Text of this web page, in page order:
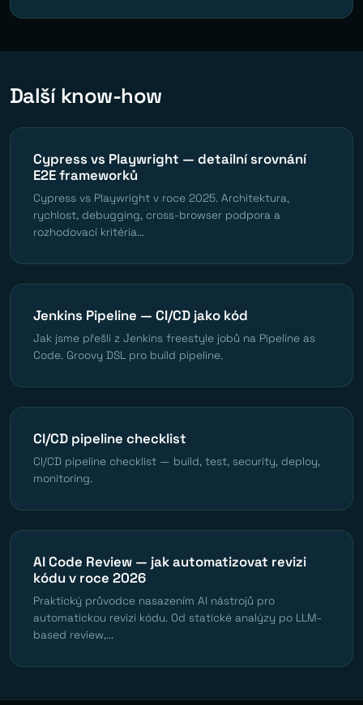
Další know-how
Cypress vs Playwright — detailní srovnání
E2E frameworků
Cypress vs Playwright v roce 2025. Architektura,
rychlost, debugging, cross-browser podpora a
rozhodovací kritéria...
Jenkins Pipeline — CI/CD jako kód
Jak jsme přešli z Jenkins freestyle jobů na Pipeline as
Code. Groovy DSL pro build pipeline.
CI/CD pipeline checklist
CI/CD pipeline checklist — build, test, security, deploy,
monitoring.
AI Code Review — jak automatizovat revizi
kódu v roce 2026
Praktický průvodce nasazením AI nástrojů pro
automatickou revizi kódu. Od statické analýzy po LLM-
based review,...